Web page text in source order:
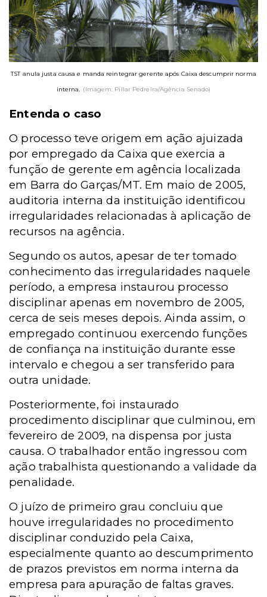
TST anula justa causa e manda reintegrar gerente após Caixa descumprir norma
interna. (Imagem: Pillar Pedreira/Agência Senado)
Entenda o caso
O processo teve origem em ação ajuizada
por empregado da Caixa que exercia a
função de gerente em agência localizada
em Barra do Garças/MT. Em maio de 2005,
auditoria interna da instituição identificou
irregularidades relacionadas à aplicação de
recursos na agência.
Segundo os autos, apesar de ter tomado
conhecimento das irregularidades naquele
período, a empresa instaurou processo
disciplinar apenas em novembro de 2005,
cerca de seis meses depois. Ainda assim, o
empregado continuou exercendo funções
de confiança na instituição durante esse
intervalo e chegou a ser transferido para
outra unidade.
Posteriormente, foi instaurado
procedimento disciplinar que culminou, em
fevereiro de 2009, na dispensa por justa
causa. O trabalhador então ingressou com
ação trabalhista questionando a validade da
penalidade.
O juízo de primeiro grau concluiu que
houve irregularidades no procedimento
disciplinar conduzido pela Caixa,
especialmente quanto ao descumprimento
de prazos previstos em norma interna da
empresa para apuração de faltas graves.